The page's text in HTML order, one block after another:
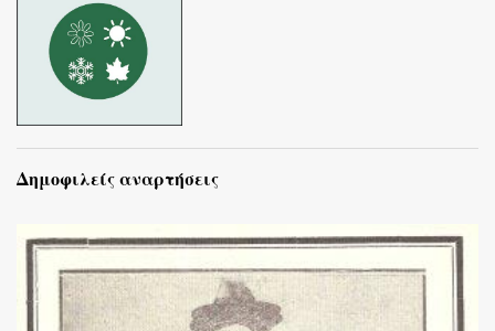
Δημοφιλείς αναρτήσεις